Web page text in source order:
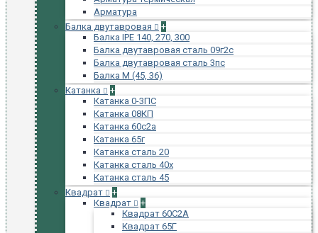
Арматура
Балка двутавровая
+
Балка IPE 140, 270, 300
Балка двутавровая сталь 09г2с
Балка двутавровая сталь 3пс
Балка М (45, 36)
Катанка
+
Катанка 0-3ПС
Катанка 08КП
Катанка 60с2а
Катанка 65г
Катанка сталь 20
Катанка сталь 40х
Катанка сталь 45
Квадрат
+
Квадрат
+
Квадрат 60С2А
Квадрат 65Г